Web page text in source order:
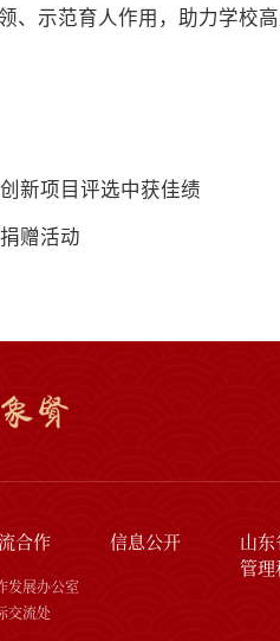
示范育人作用，助力学校
新项目评选中获佳绩
赠活动
合作
发展办公室
交流处
信息公开
山
管